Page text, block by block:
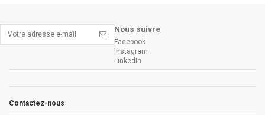
Nous suivre
Facebook
Instagram
LinkedIn
Contactez-nous